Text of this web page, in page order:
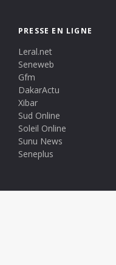
PRESSE EN LIGNE
Leral.net
Seneweb
Gfm
DakarActu
Xibar
Sud Online
Soleil Online
Sunu News
Seneplus